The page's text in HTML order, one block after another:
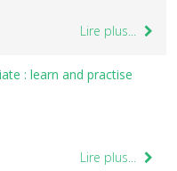
Lire plus...
: learn and practise
Lire plus...